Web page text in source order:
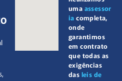
uma assessor
ia completa,
onde
garantimos
em contrato
que todas as
exigências
das leis de